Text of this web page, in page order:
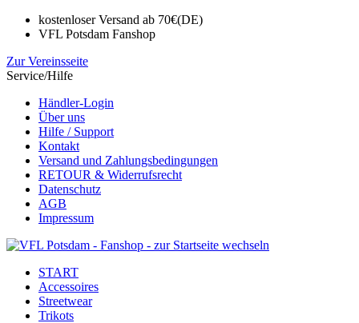
kostenloser Versand ab 70€(DE)
VFL Potsdam Fanshop
Zur Vereinsseite
Service/Hilfe
Händler-Login
Über uns
Hilfe / Support
Kontakt
Versand und Zahlungsbedingungen
RETOUR & Widerrufsrecht
Datenschutz
AGB
Impressum
START
Accessoires
Streetwear
Trikots